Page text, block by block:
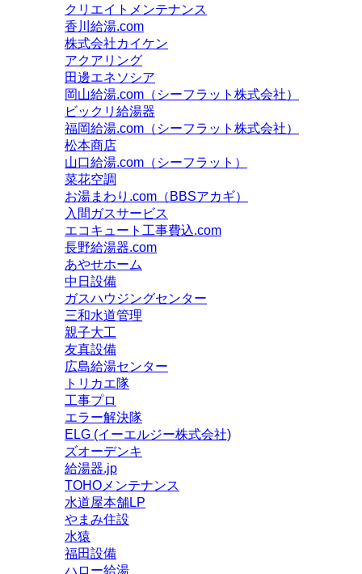
クリエイトメンテナンス
香川給湯.com
株式会社カイケン
アクアリング
田邊エネソシア
岡山給湯.com（シーフラット株式会社）
ビックリ給湯器
福岡給湯.com（シーフラット株式会社）
松本商店
山口給湯.com（シーフラット）
菜花空調
お湯まわり.com（BBSアカギ）
入間ガスサービス
エコキュート工事費込.com
長野給湯器.com
あやせホーム
中日設備
ガスハウジングセンター
三和水道管理
親子大工
友真設備
広島給湯センター
トリカエ隊
工事プロ
エラー解決隊
ELG (イーエルジー株式会社)
ズオーデンキ
給湯器.jp
TOHOメンテナンス
水道屋本舗LP
やまみ住設
水猿
福田設備
ハロー給湯